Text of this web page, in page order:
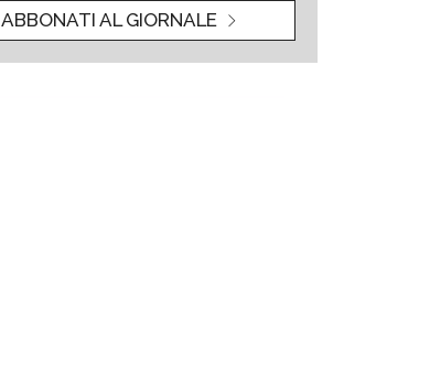
ABBONATI AL GIORNALE